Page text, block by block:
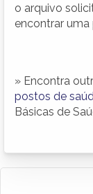
o arquivo
encontrar
» Encontra
postos de
Básicas de